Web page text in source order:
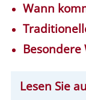
Wann
Besondere
Lesen Sie